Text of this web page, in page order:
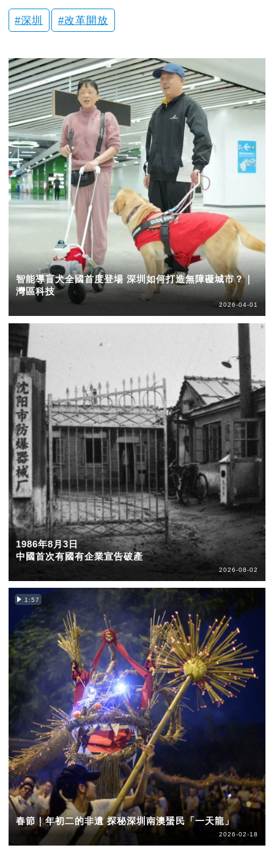
深圳 改革開放
智能導盲犬全國首度登場 深圳如何打造無障礙城市？｜
灣區科技
2026-04-01
1986年8月3日
中國首次有國有企業宣告破產
2026-08-02
1:57
春節｜年初二的非遺 探秘深圳南澳蜑民「一天龍」
2026-02-18